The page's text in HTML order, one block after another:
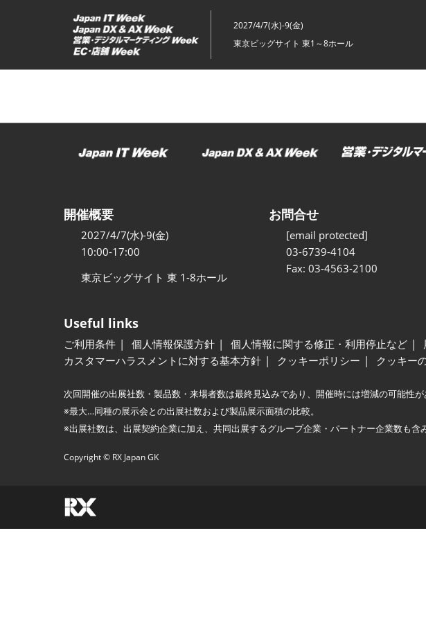
ッ
2027/4/7(水)-9(金)
東京ビッグサイト 東1～8ホール
開催概要
2027/4/7(水)-9(金)
10:00-17:00
東京ビッグサイト 東 1-8ホール
お問合せ
[email protected]
03-6739-4104
Fax: 03-4563-2100
Useful links
ご利用条件 個人情報保護方針 個人情報に関する修正・利用停止など
カスタマーハラスメントに対する基本方針
クッキーポリシー クッキー
次回開催の出展社数・製品数・来場者数は最終見込みであり、開催時には増減の可能性が
※最大…同種の展示会との出展社数および製品展示面積の比較。
※出展社数は、出展契約企業に加え、共同出展するグループ企業・パートナー企業数も含
Copyright © RX Japan GK